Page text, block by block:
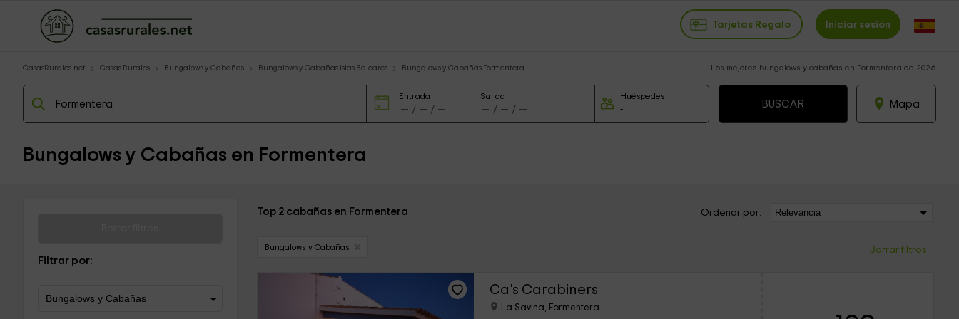
Tarjetas Regalo Iniciar sesión
CasasRurales.net Casas Rurales Bungalows y Cabañas Bungalows y Cabañas Islas Baleares Bungalows y Cabañas Formentera Los mejores bungalows y cabañas en Formentera de 2026
Entrada Salida Huéspedes
Mapa
Bungalows y Cabañas en Formentera
Filtrar por:
Top 2 cabañas en Formentera Ordenar por:
Bungalows y Cabañas Borrar filtros
Ca's Carabiners
La Savina, Formentera